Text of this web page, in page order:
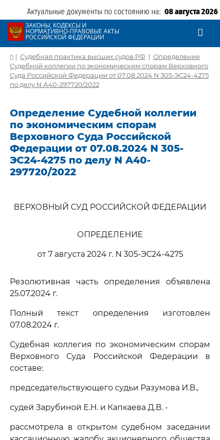
Актуальные документы по состоянию на: 08 августа 2026
ЗАКОНЫ, КОДЕКСЫ И
НОРМАТИВНО-ПРАВОВЫЕ АКТЫ
РОССИЙСКОЙ ФЕДЕРАЦИИ
| Судебная практика высших судов РФ | Определение
Судебной коллегии по экономическим спорам Верховного
Суда Российской Федерации от 07.08.2024 N 305-ЭС24-4275
по делу N А40-297720/2022
Определение Судебной коллегии
по экономическим спорам
Верховного Суда Российской
Федерации от 07.08.2024 N 305-
ЭС24-4275 по делу N А40-
297720/2022
ВЕРХОВНЫЙ СУД РОССИЙСКОЙ ФЕДЕРАЦИИ
ОПРЕДЕЛЕНИЕ
от 7 августа 2024 г. N 305-ЭС24-4275
Резолютивная часть определения объявлена
25.07.2024 г.
Полный текст определения изготовлен
07.08.2024 г.
Судебная коллегия по экономическим спорам
Верховного Суда Российской Федерации в
составе:
председательствующего судьи Разумова И.В.,
судей Зарубиной Е.Н. и Капкаева Д.В. -
рассмотрела в открытом судебном заседании